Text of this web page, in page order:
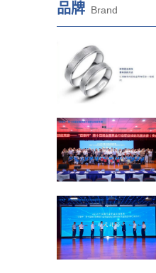
品牌 Brand